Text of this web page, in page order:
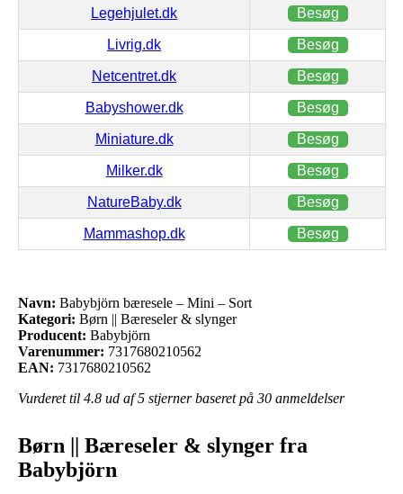
Legehjulet.dk Besøg
Livrig.dk Besøg
Netcentret.dk Besøg
Babyshower.dk Besøg
Miniature.dk Besøg
Milker.dk Besøg
NatureBaby.dk Besøg
Mammashop.dk Besøg
Navn: Babybjörn bæresele – Mini – Sort
Kategori: Børn || Bæreseler & slynger
Producent: Babybjörn
Varenummer: 7317680210562
EAN: 7317680210562
Vurderet til 4.8 ud af 5 stjerner baseret på 30 anmeldelser
Børn || Bæreseler & slynger fra
Babybjörn